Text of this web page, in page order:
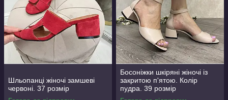
Шльопанці жіночі замшеві
червоні. 37 розмір
Босоніжки шкіряні жіночі із
закритою п'ятою. Колір
пудра. 39 розмір